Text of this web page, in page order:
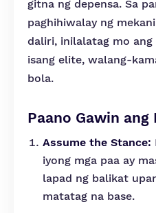
gitna ng depensa. Sa
paghihiwalay ng
daliri, inilalatag mo ang
isang elite, walang-
bola.
Paano Gawin ang
Assume the Stance:
iyong mga paa ay
lapad ng balikat
matatag na base.